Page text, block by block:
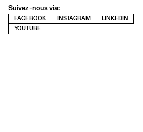
Suivez-nous via:
FACEBOOK INSTAGRAM
LINKEDIN
YOUTUBE